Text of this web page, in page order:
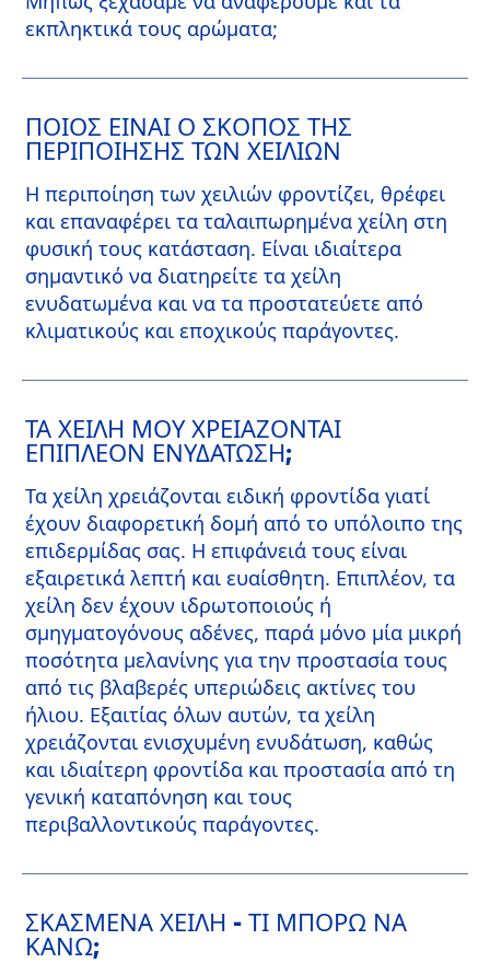
εκπληκτικά τους αρώματα;
ΠΟΙΌΣ ΕΊΝΑΙ Ο ΣΚΟΠΌΣ ΤΗΣ
ΠΕΡΙΠΟΊΗΣΗΣ ΤΩΝ ΧΕΙΛΙΏΝ
Η περιποίηση των χειλιών φροντίζει, θρέφει
και επαναφέρει τα ταλαιπωρημένα χείλη στη
φυσική τους κατάσταση. Είναι ιδιαίτερα
σημαντικό να διατηρείτε τα χείλη
ενυδατωμένα και να τα προστατεύετε από
κλιματικούς και εποχικούς παράγοντες.
ΤΑ ΧΕΊΛΗ ΜΟΥ ΧΡΕΙΆΖΟΝΤΑΙ
ΕΠΙΠΛΈΟΝ ΕΝΥΔΆΤΩΣΗ;
Τα χείλη χρειάζονται ειδική φροντίδα γιατί
έχουν διαφορετική δομή από το υπόλοιπο της
επιδερμίδας σας. Η επιφάνειά τους είναι
εξαιρετικά λεπτή και ευαίσθητη. Επιπλέον, τα
χείλη δεν έχουν ιδρωτοποιούς ή
σμηγματογόνους αδένες, παρά μόνο μία μικρή
ποσότητα μελανίνης για την προστασία τους
από τις βλαβερές υπεριώδεις ακτίνες του
ήλιου. Εξαιτίας όλων αυτών, τα χείλη
χρειάζονται ενισχυμένη ενυδάτωση, καθώς
και ιδιαίτερη φροντίδα και προστασία από τη
γενική καταπόνηση και τους
περιβαλλοντικούς παράγοντες.
ΣΚΑΣΜΈΝΑ ΧΕΊΛΗ - ΤΙ ΜΠΟΡΏ ΝΑ
ΚΆΝΩ;